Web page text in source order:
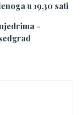
u 19.30 sati
-